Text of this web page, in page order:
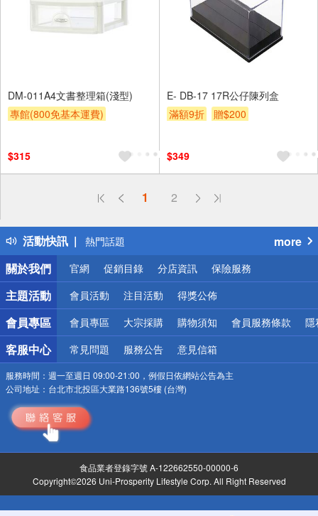
DM-011A4文書整理箱(淺型)
專館(800免基本運費)
$315
E- DB-17 17R公仔陳列盒
滿額9折
贈$200
$349
1 2
活動快訊
偏遠地區配送
得獎公告
熱門話題
銀行優惠
偏遠地區配送
詐騙網頁！請小心！
more
關於我們
官網 促銷目錄 分店資訊 保險服務
主題活動 會員活動 注目活動 得獎公佈
會員專區 會員專區 大宗採購 購物須知 會員服務條款 隱
客服中心 常見問題 服務公告 意見信箱
服務時間： 週一至週日 09:00-21:00，例假日依網站公告為主
公司地址： 台北市北投區大業路136號5樓 (台灣)
食品業者登錄字號 A-122662550-00000-6
Copyright©2026 Uni-Prosperity Lifestyle Corp. All Right Reserved